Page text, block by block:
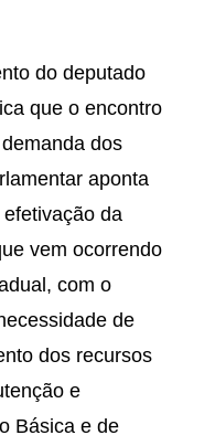
do deputado
que o encontro
dos
aponta
da
vem ocorrendo
com o
de
dos recursos
e
Básica e de